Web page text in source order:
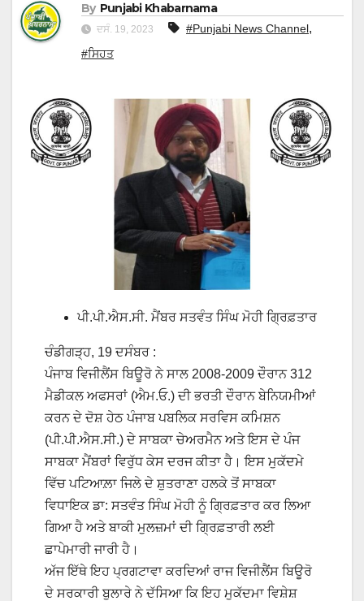
By Punjabi Khabarnama
ਦਸੰ. 19, 2023 #Punjabi News Channel,
#ਸਿਹਤ
ਪੀ.ਪੀ.ਐਸ.ਸੀ. ਮੈਂਬਰ ਸਤਵੰਤ ਸਿੰਘ ਮੋਹੀ ਗ੍ਰਿਫ਼ਤਾਰ
ਚੰਡੀਗੜ੍ਹ, 19 ਦਸੰਬਰ :
ਪੰਜਾਬ ਵਿਜੀਲੈਂਸ ਬਿਊਰੋ ਨੇ ਸਾਲ 2008-2009 ਦੌਰਾਨ 312
ਮੈਡੀਕਲ ਅਫਸਰਾਂ (ਐਮ.ਓ.) ਦੀ ਭਰਤੀ ਦੌਰਾਨ ਬੇਨਿਯਮੀਆਂ
ਕਰਨ ਦੇ ਦੋਸ਼ ਹੇਠ ਪੰਜਾਬ ਪਬਲਿਕ ਸਰਵਿਸ ਕਮਿਸ਼ਨ
(ਪੀ.ਪੀ.ਐਸ.ਸੀ.) ਦੇ ਸਾਬਕਾ ਚੇਅਰਮੈਨ ਅਤੇ ਇਸ ਦੇ ਪੰਜ
ਸਾਬਕਾ ਮੈਂਬਰਾਂ ਵਿਰੁੱਧ ਕੇਸ ਦਰਜ ਕੀਤਾ ਹੈ। ਇਸ ਮੁਕੱਦਮੇ
ਵਿੱਚ ਪਟਿਆਲ਼ਾ ਜਿਲੇ ਦੇ ਸ਼ੁਤਰਾਣਾ ਹਲਕੇ ਤੋਂ ਸਾਬਕਾ
ਵਿਧਾਇਕ ਡਾ: ਸਤਵੰਤ ਸਿੰਘ ਮੋਹੀ ਨੂੰ ਗ੍ਰਿਫ਼ਤਾਰ ਕਰ ਲਿਆ
ਗਿਆ ਹੈ ਅਤੇ ਬਾਕੀ ਮੁਲਜ਼ਮਾਂ ਦੀ ਗ੍ਰਿਫ਼ਤਾਰੀ ਲਈ
ਛਾਪੇਮਾਰੀ ਜਾਰੀ ਹੈ।
ਅੱਜ ਇੱਥੇ ਇਹ ਪ੍ਰਗਟਾਵਾ ਕਰਦਿਆਂ ਰਾਜ ਵਿਜੀਲੈਂਸ ਬਿਊਰੋ
ਦੇ ਸਰਕਾਰੀ ਬੁਲਾਰੇ ਨੇ ਦੱਸਿਆ ਕਿ ਇਹ ਮੁਕੱਦਮਾ ਵਿਸ਼ੇਸ਼